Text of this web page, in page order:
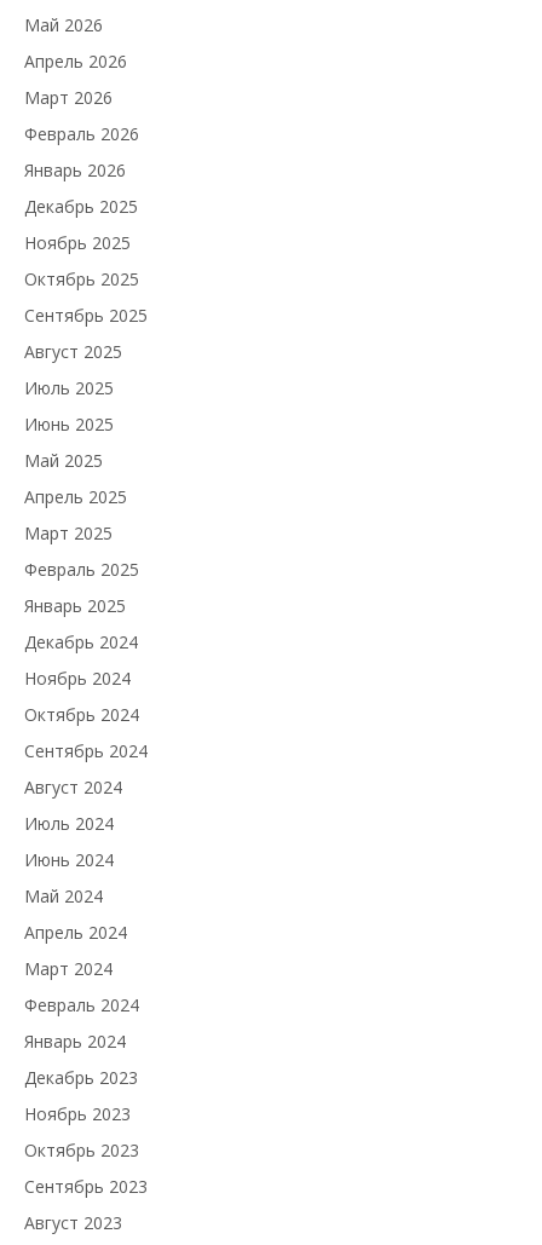
Май 2026
Апрель 2026
Март 2026
Февраль 2026
Январь 2026
Декабрь 2025
Ноябрь 2025
Октябрь 2025
Сентябрь 2025
Август 2025
Июль 2025
Июнь 2025
Май 2025
Апрель 2025
Март 2025
Февраль 2025
Январь 2025
Декабрь 2024
Ноябрь 2024
Октябрь 2024
Сентябрь 2024
Август 2024
Июль 2024
Июнь 2024
Май 2024
Апрель 2024
Март 2024
Февраль 2024
Январь 2024
Декабрь 2023
Ноябрь 2023
Октябрь 2023
Сентябрь 2023
Август 2023